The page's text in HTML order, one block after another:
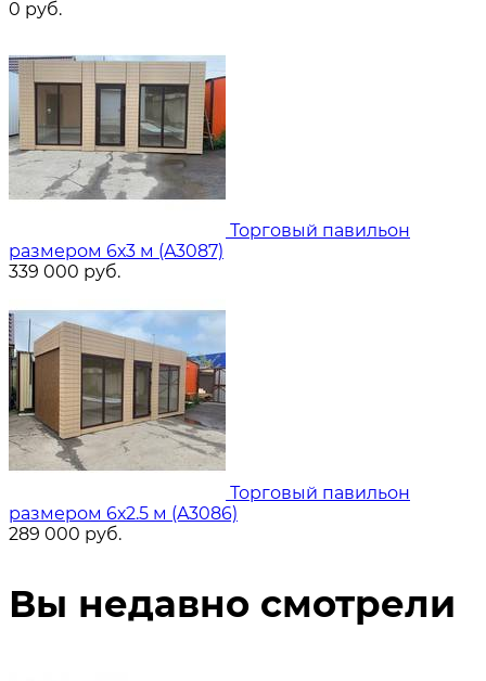
0 руб.
Торговый павильон
размером 6х3 м (A3087)
339 000 руб.
Торговый павильон
размером 6х2.5 м (A3086)
289 000 руб.
Вы недавно смотрели